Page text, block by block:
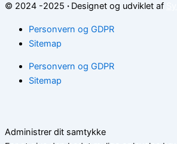
© 2024 -2025 · Designet og udviklet af
Personvern og GDPR
Sitemap
Personvern og GDPR
Sitemap
Administrer dit samtykke